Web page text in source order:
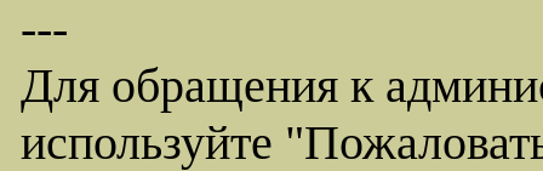
---
Для обращения к
используйте